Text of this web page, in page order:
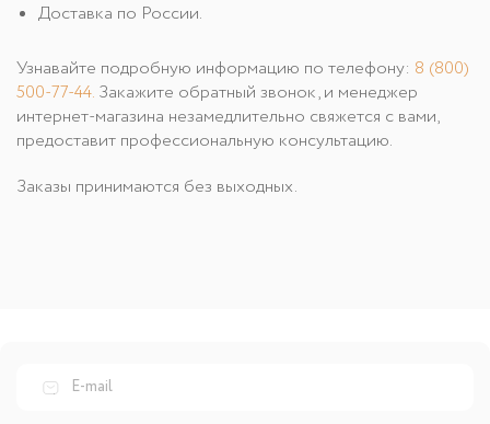
Доставка по России.
Узнавайте подробную информацию по телефону: 8 (800)
500-77-44. Закажите обратный звонок, и менеджер
интернет-магазина незамедлительно свяжется с вами,
предоставит профессиональную консультацию.
Заказы принимаются без выходных.